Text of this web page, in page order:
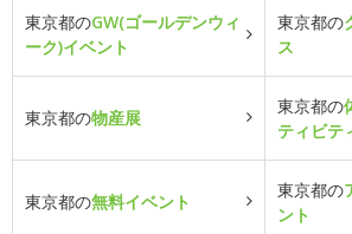
東京都のGW(ゴールデンウィ
ーク)イベント
東京都の
ス
東京都の物産展
東京都の
ティビテ
東京都の無料イベント
東京都の
ント